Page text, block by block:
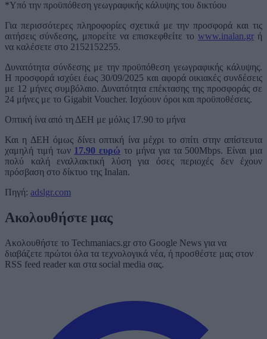
*Υπό την προϋπόθεση γεωγραφικής κάλυψης του δικτύου
Για περισσότερες πληροφορίες σχετικά με την προσφορά και τις
αιτήσεις σύνδεσης, μπορείτε να επισκεφθείτε το www.inalan.gr ή
να καλέσετε στο 2152152255.
Δυνατότητα σύνδεσης με την προϋπόθεση γεωγραφικής κάλυψης.
Η προσφορά ισχύει έως 30/09/2025 και αφορά οικιακές συνδέσεις
με 12 μήνες συμβόλαιο. Δυνατότητα επέκτασης της προσφοράς σε
24 μήνες με το Gigabit Voucher. Ισχύουν όροι και προϋποθέσεις.
Οπτική ίνα από τη ΔΕΗ με μόλις 17.90 το μήνα
Και η ΔΕΗ όμως δίνει οπτική ίνα μέχρι το σπίτι στην απίστευτα
χαμηλή τιμή των 17.90 ευρώ το μήνα για τα 500Mbps. Είναι μια
πολύ καλή εναλλακτική λύση για όσες περιοχές δεν έχουν
πρόσβαση στο δίκτυο της Inalan.
Πηγή: adslgr.com
Ακολουθήστε μας
Ακολουθήστε το Techmaniacs.gr στο Google News για να
διαβάζετε πρώτοι όλα τα τεχνολογικά νέα, ή προσθέστε μας στον
RSS feed reader και στα social media σας.